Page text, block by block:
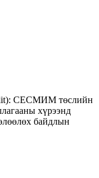
СЕСМИМ төслийн
хүрээнд
байдлын